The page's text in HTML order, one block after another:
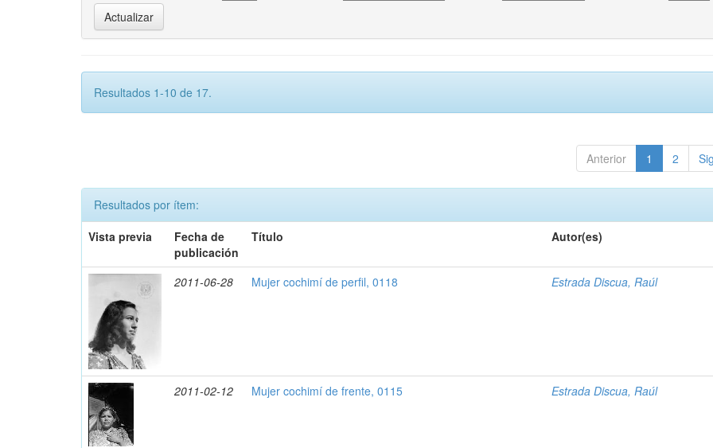
Resultados 1-10 de 17.
Anterior 1 2
Resultados por ítem:
Vista previa
Fecha de
publicación
Título Autor(es)
2011-06-28 Mujer cochimí de perfil, 0118 Estrada Discua, Raúl
2011-02-12 Mujer cochimí de frente, 0115 Estrada Discua, Raúl